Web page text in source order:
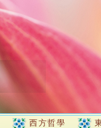
西方哲學